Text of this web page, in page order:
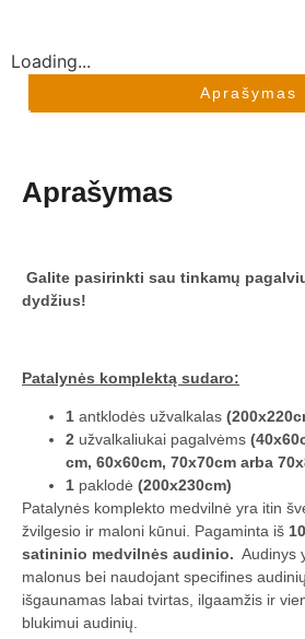
Loading...
Aprašymas
Aprašymas
Galite pasirinkti sau tinkamų
dydžius!
Patalynės komplektą sudaro:
1 antklodės užvalkalas
2 užvalkaliukai pagalvėms
cm, 60x60cm, 70x70cm arba
1 paklodė (200x230cm)
Patalynės komplekto medvilnė yra itin
žvilgesio ir maloni kūnui. Pagaminta iš
satininio medvilnės audinio. Audinys
malonus bei naudojant specifines
išgaunamas labai tvirtas, ilgaamžis ir
blukimui audinių.